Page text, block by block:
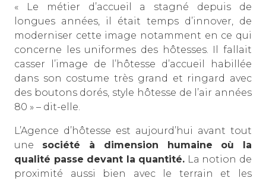
« Le métier d’accueil a stagné depuis de
longues années, il était temps d’innover, de
moderniser cette image notamment en ce qui
concerne les uniformes des hôtesses. Il fallait
casser l’image de l’hôtesse d’accueil habillée
dans son costume très grand et ringard avec
des boutons dorés, style hôtesse de l’air années
80 » – dit-elle.
L’Agence d’hôtesse est aujourd’hui avant tout
une société à dimension humaine
où la
qualité passe devant la quantité. La notion de
proximité aussi bien avec le terrain et les